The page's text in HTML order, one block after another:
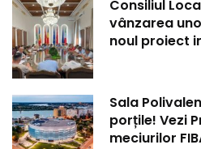
Consiliul
vânzarea
noul proiect
Sala
porțile! Vezi
meciurilor